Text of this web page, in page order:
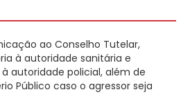
ao Conselho Tutelar,
à autoridade sanitária e
autoridade policial, além de
Público caso o agressor seja